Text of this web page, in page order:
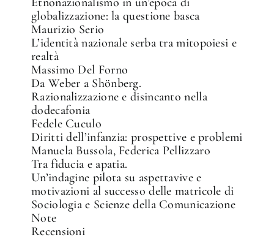
globalizzazione: la questione basca
Maurizio Serio
L’identità nazionale serba tra mitopoiesi e
realtà
Massimo Del Forno
Da Weber a Shönberg.
Razionalizzazione e disincanto nella
dodecafonia
Fedele Cuculo
Diritti dell’infanzia: prospettive e problemi
Manuela Bussola, Federica Pellizzaro
Tra fiducia e apatia.
Un’indagine pilota su aspettavive e
motivazioni al successo delle matricole di
Sociologia e Scienze della Comunicazione
Note
Recensioni